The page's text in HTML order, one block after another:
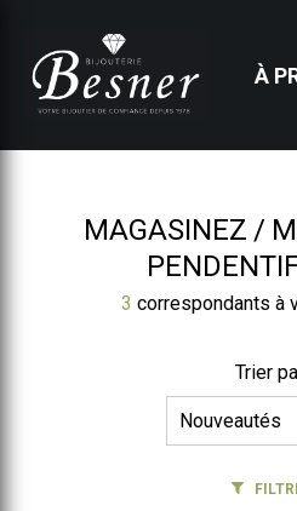
À
MAGASINEZ
3 correspondants à
Trier